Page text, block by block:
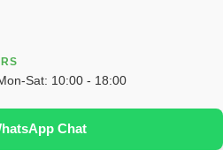
Sat: 10:00 - 18:00
Chat